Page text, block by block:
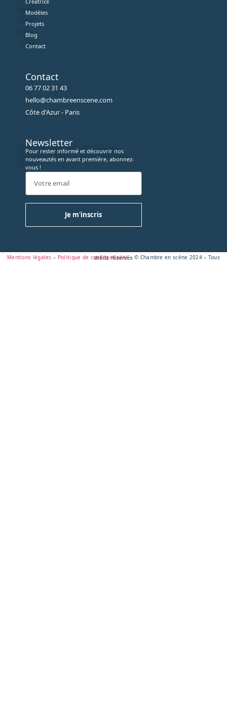
Modèles
Projets
Blog
Contact
Contact
06 77 02 31 43
hello@chambreenscene.com
Côte d'Azur - Paris
Newsletter
Pour rester informé et découvrir nos
nouveautés en avant première, abonnez-
vous !
Je m'inscris
Mentions légales– Politique de confidentialité
– © Chambre en scène 2024 – Tous droits réservés